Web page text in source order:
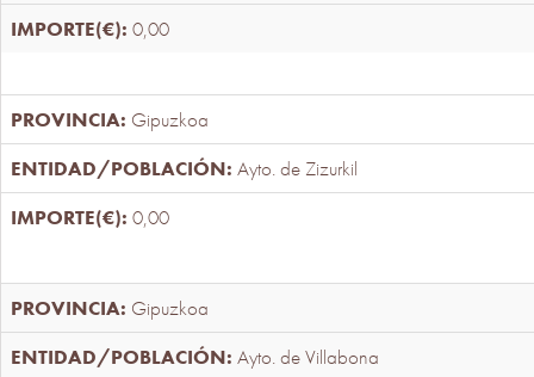
0,00
Gipuzkoa
Ayto. de Zizurkil
0,00
Gipuzkoa
Ayto. de Villabona